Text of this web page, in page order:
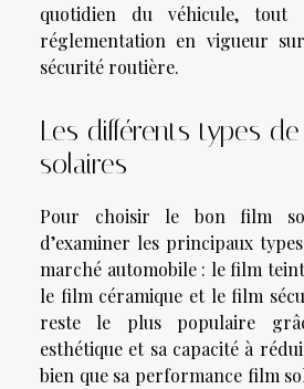
quotidien du véhicule, tout
réglementation en vigueur
sécurité routière.
Les différents types
solaires
Pour choisir le bon film
d’examiner les principaux
marché automobile : le film
le film céramique et le film
reste le plus populaire
esthétique et sa capacité à
bien que sa performance film